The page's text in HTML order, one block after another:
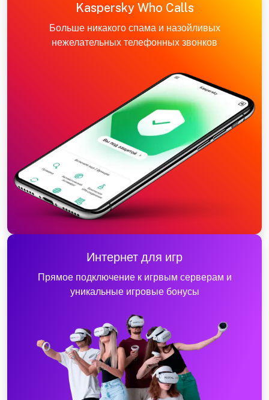
Kaspersky Who Calls
Больше никакого спама и назойливых
нежелательных телефонных звонков
Интернет для игр
Прямое подключение к игрвым серверам и
уникальные игровые бонусы